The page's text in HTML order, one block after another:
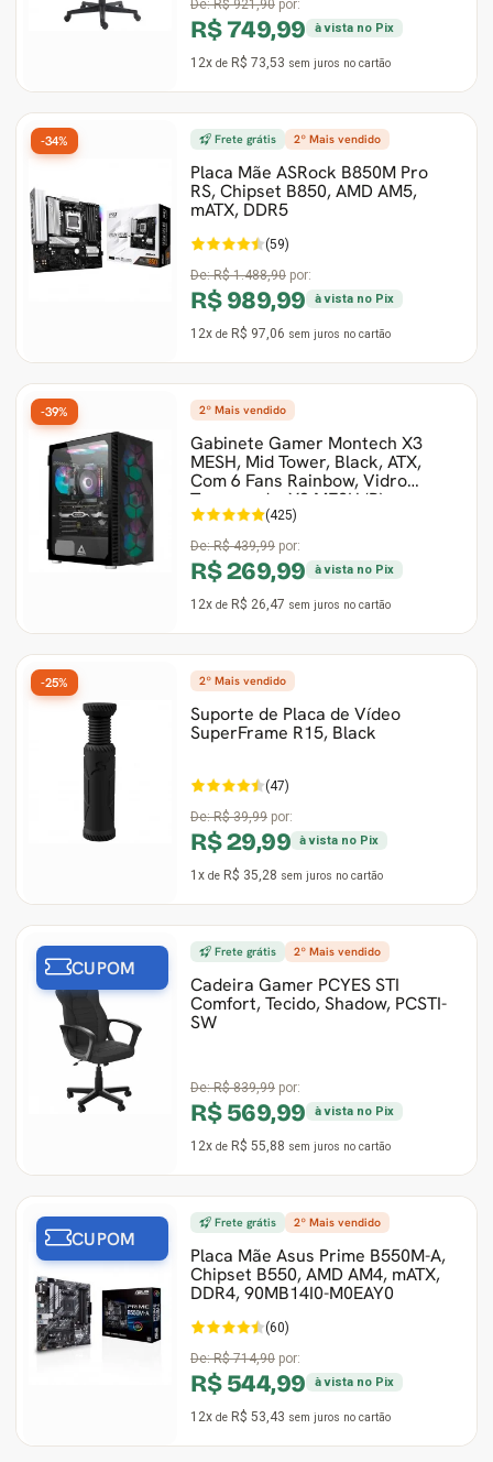
De:R$ 921,90 por:
R$ 749,99 à vista no Pix
12x de R$ 73,53 sem juros no cartão
Frete grátis 2º Mais vendido
Placa Mãe ASRock B850M Pro
RS, Chipset B850, AMD AM5,
mATX, DDR5
(59)
De:R$ 1.488,90 por:
R$ 989,99 à vista no Pix
12x de R$ 97,06 sem juros no cartão
-34%
2º Mais vendido
Gabinete Gamer Montech X3
MESH, Mid Tower, Black, ATX,
Com 6 Fans Rainbow, Vidro
Temperado, X3 MESH (B)
(425)
De:R$ 439,99 por:
R$ 269,99 à vista no Pix
12x de R$ 26,47 sem juros no cartão
-39%
2º Mais vendido
Suporte de Placa de Vídeo
SuperFrame R15, Black
(47)
De:R$ 39,99 por:
R$ 29,99 à vista no Pix
1x de R$ 35,28 sem juros no cartão
-25%
CUPOM
Frete grátis 2º Mais vendido
Cadeira Gamer PCYES STI
Comfort, Tecido, Shadow, PCSTI-
SW
De:R$ 839,99 por:
R$ 569,99 à vista no Pix
12x de R$ 55,88 sem juros no cartão
CUPOM
Frete grátis 2º Mais vendido
Placa Mãe Asus Prime B550M-A,
Chipset B550, AMD AM4, mATX,
DDR4, 90MB14I0-M0EAY0
(60)
De:R$ 714,90 por:
R$ 544,99 à vista no Pix
12x de R$ 53,43 sem juros no cartão